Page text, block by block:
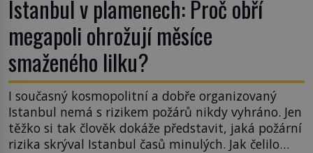
Istanbul v plamenech: Proč obří
megapoli ohrožují měsíce
smaženého lilku?
I současný kosmopolitní a dobře organizovaný
Istanbul nemá s rizikem požárů nikdy vyhráno. Jen
těžko si tak člověk dokáže představit, jaká požární
rizika skrýval Istanbul časů minulých. Jak čelilo